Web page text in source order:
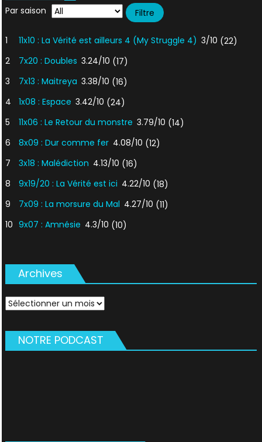
Par saison
1 11x10 : La Vérité est ailleurs 4 (My Struggle 4) 3/10 (22)
2
7x20 : Doubles 3.24/10 (17)
3
7x13 : Maitreya 3.38/10 (16)
4
1x08 : Espace 3.42/10 (24)
5
11x06 : Le Retour du monstre 3.79/10 (14)
6
8x09 : Dur comme fer 4.08/10 (12)
7
3x18 : Malédiction 4.13/10 (16)
8
9x19/20 : La Vérité est ici 4.22/10 (18)
9
7x09 : La morsure du Mal 4.27/10 (11)
10 9x07 : Amnésie 4.3/10 (10)
Archives
Archives
NOTRE PODCAST